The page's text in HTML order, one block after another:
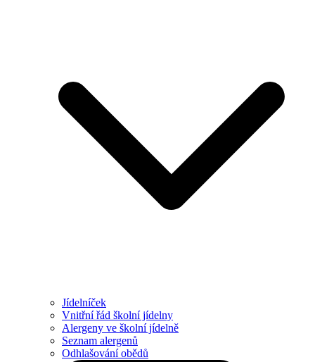
Jídelníček
Vnitřní řád školní jídelny
Alergeny ve školní jídelně
Seznam alergenů
Odhlašování obědů